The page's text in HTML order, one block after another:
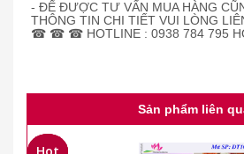
- ĐỂ ĐƯỢC TƯ VẤN MUA HÀNG
THÔNG TIN CHI TIẾT VUI LÒNG
☎ ☎ ☎ HOTLINE : 0938 784 795
Sản phẩm liên